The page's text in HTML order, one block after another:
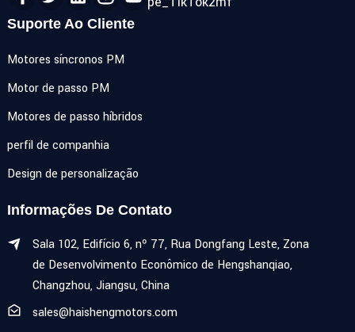
Suporte Ao Cliente
Motores síncronos PM
Motor de passo PM
Motores de passo híbridos
perfil de companhia
Design de personalização
Informações De Contato
Sala 102, Edifício 6, nº 77, Rua Dongfang Leste, Zona
de Desenvolvimento Econômico de Hengshanqiao,
Changzhou, Jiangsu, China
sales@haishengmotors.com